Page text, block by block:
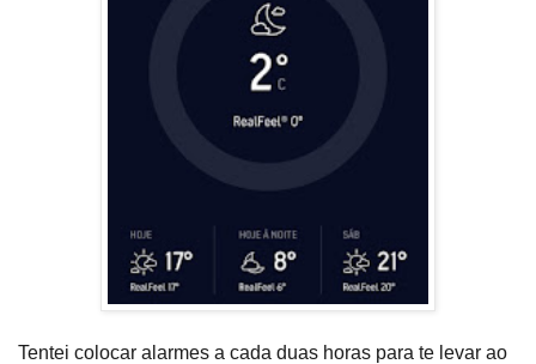
Tentei colocar alarmes a cada duas horas para te levar ao